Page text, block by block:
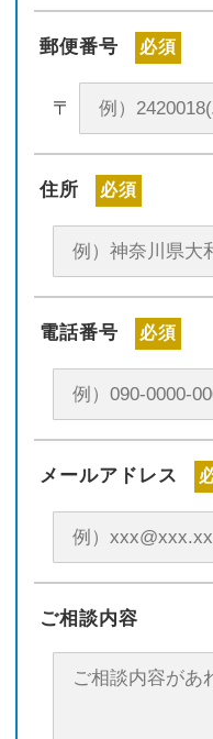
郵便番号 必須
〒
住所 必須
電話番号 必須
メールアドレス
ご相談内容